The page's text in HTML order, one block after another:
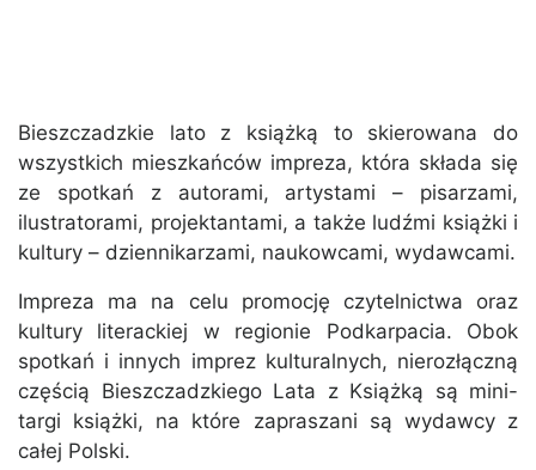
Bieszczadzkie lato z książką to skierowana do
wszystkich mieszkańców impreza, która składa się
ze spotkań z autorami, artystami – pisarzami,
ilustratorami, projektantami, a także ludźmi książki i
kultury – dziennikarzami, naukowcami, wydawcami.
Impreza ma na celu promocję czytelnictwa oraz
kultury literackiej w regionie Podkarpacia. Obok
spotkań i innych imprez kulturalnych, nierozłączną
częścią Bieszczadzkiego Lata z Książką są mini-
targi książki, na które zapraszani są wydawcy z
całej Polski.